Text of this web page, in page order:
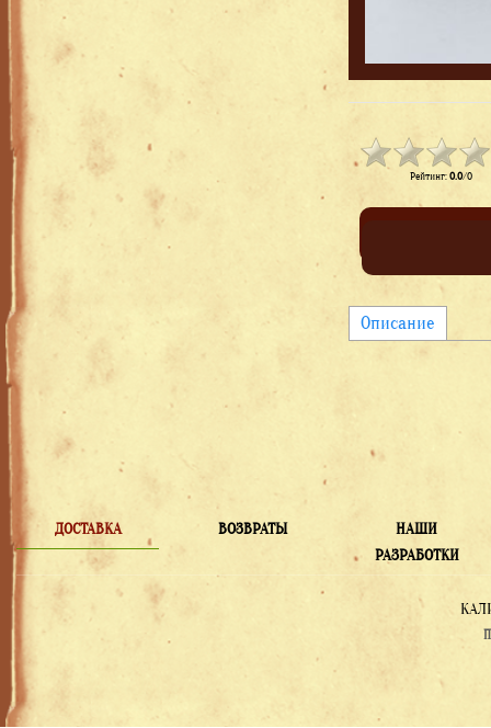
Рейтинг:0.0/0
Описание
ДОСТАВКА ВОЗВРАТЫ
НАШИ
РАЗРАБОТКИ